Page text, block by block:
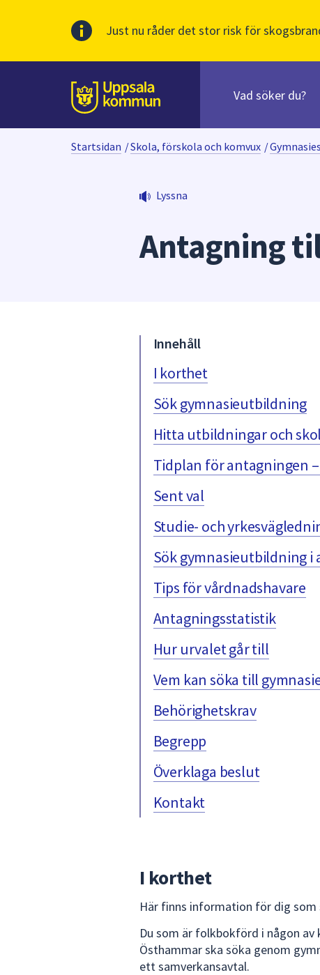
Just nu råder det stor risk för
Till sidans
huvudinnehåll
innehåll
När
sökfältet
kommer
sökförslag
fältet.
Använd
piltangenterna
för
att
mellan
och
enter
för
att
välja
något
av
dem.
Startsidan /Skola, förskola och komvux /
Lyssna
Antagning
Innehåll
I korthet
Sök gymnasieutbildning
Hitta utbildningar och
Tidplan för antagningen
Sent val
Studie- och
Sök gymnasieutbildning i
Tips för vårdnadshavare
Antagningsstatistik
Hur urvalet går till
Vem kan söka till
Behörighetskrav
Begrepp
Överklaga beslut
Kontakt
I korthet
Här finns information för dig
Du som är folkbokförd i någon av
Östhammar ska söka genom
ett samverkansavtal.